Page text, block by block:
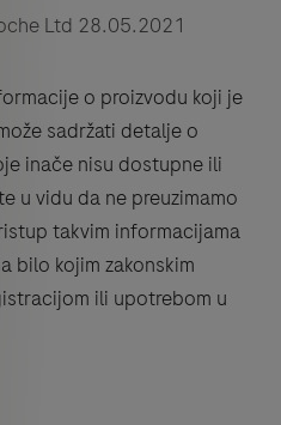
Ltd 28.05.2021
o proizvodu koji je
sadržati detalje o
inače nisu dostupne ili
u vidu da ne preuzimamo
takvim informacijama
bilo kojim zakonskim
ili upotrebom u